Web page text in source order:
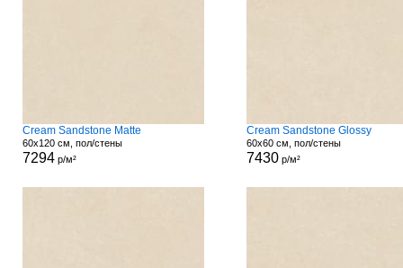
Cream Sandstone Matte
60x120 см, пол/стены
7294 р/м²
Cream Sandstone Glossy
60x60 см, пол/стены
7430 р/м²